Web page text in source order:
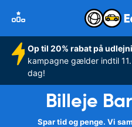
Op til 20% rabat på
kampagne gælder indtil
dag!
Billeje
Spar tid og penge. Vi